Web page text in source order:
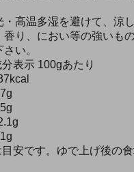
・高温多湿を避けて、涼
香り、におい等の強いも
い。
表示 100gあたり
安です。ゆで上げ後の食